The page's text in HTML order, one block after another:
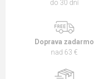
do 30 dní
Doprava zadarmo
nad 63 €